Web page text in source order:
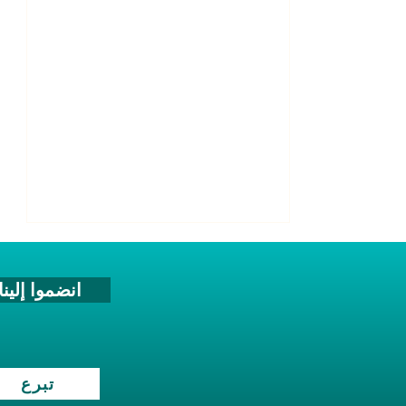
حزب جميع مواطنيها يدين الحادث
انضموا إلينا
تبرع